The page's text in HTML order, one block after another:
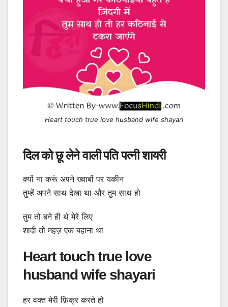
Heart touch true love husband wife shayari
दिल को छू लेने वाली पति पत्नी शायरी
क्यों ना करूं अपने ख्वाबों पर यकीन
तुम्हें अपने साथ देखा था और तुम साथ हो
तुम तो बने ही थे मेरे लिए
शादी तो महज़ एक बहाना था
Heart touch true love
husband wife shayari
हर वक्त मेरी फ़िक्र करते हो